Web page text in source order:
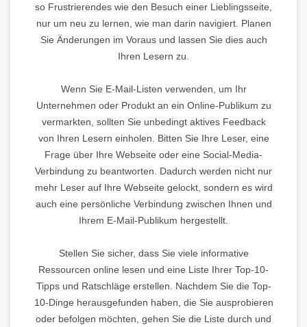
so Frustrierendes wie den Besuch einer Lieblingsseite,
nur um neu zu lernen, wie man darin navigiert. Planen
Sie Änderungen im Voraus und lassen Sie dies auch
Ihren Lesern zu.
Wenn Sie E-Mail-Listen verwenden, um Ihr
Unternehmen oder Produkt an ein Online-Publikum zu
vermarkten, sollten Sie unbedingt aktives Feedback
von Ihren Lesern einholen. Bitten Sie Ihre Leser, eine
Frage über Ihre Webseite oder eine Social-Media-
Verbindung zu beantworten. Dadurch werden nicht nur
mehr Leser auf Ihre Webseite gelockt, sondern es wird
auch eine persönliche Verbindung zwischen Ihnen und
Ihrem E-Mail-Publikum hergestellt.
Stellen Sie sicher, dass Sie viele informative
Ressourcen online lesen und eine Liste Ihrer Top-10-
Tipps und Ratschläge erstellen. Nachdem Sie die Top-
10-Dinge herausgefunden haben, die Sie ausprobieren
oder befolgen möchten, gehen Sie die Liste durch und